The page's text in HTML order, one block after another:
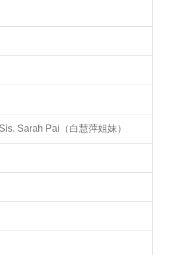
Sarah Pai（白慧萍姐妹）